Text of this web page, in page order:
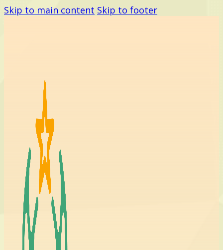
Skip to main content Skip to footer